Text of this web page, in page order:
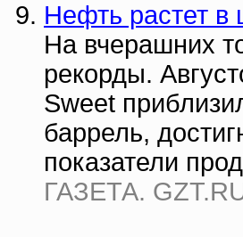
Нефть растет в
На вчерашних
рекорды.
Sweet
баррель,
показатели
ГАЗЕТА.